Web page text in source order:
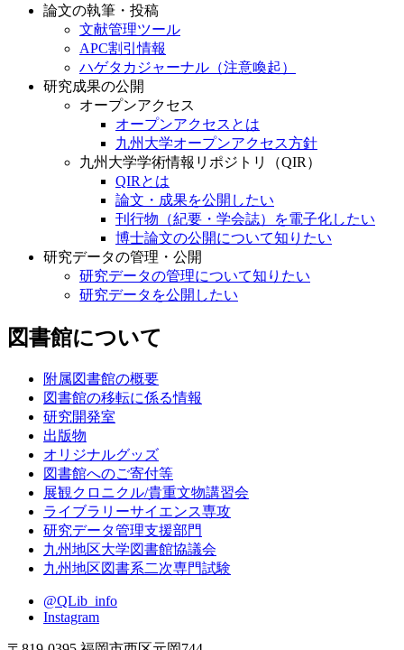
論文の執筆・投稿
文献管理ツール
APC割引情報
ハゲタカジャーナル（注意喚起）
研究成果の公開
オープンアクセス
オープンアクセスとは
九州大学オープンアクセス方針
九州大学学術情報リポジトリ（QIR）
QIRとは
論文・成果を公開したい
刊行物（紀要・学会誌）を電子化したい
博士論文の公開について知りたい
研究データの管理・公開
研究データの管理について知りたい
研究データを公開したい
図書館について
附属図書館の概要
図書館の移転に係る情報
研究開発室
出版物
オリジナルグッズ
図書館へのご寄付等
展観クロニクル/貴重文物講習会
ライブラリーサイエンス専攻
研究データ管理支援部門
九州地区大学図書館協議会
九州地区図書系二次専門試験
@QLib_info
Instagram